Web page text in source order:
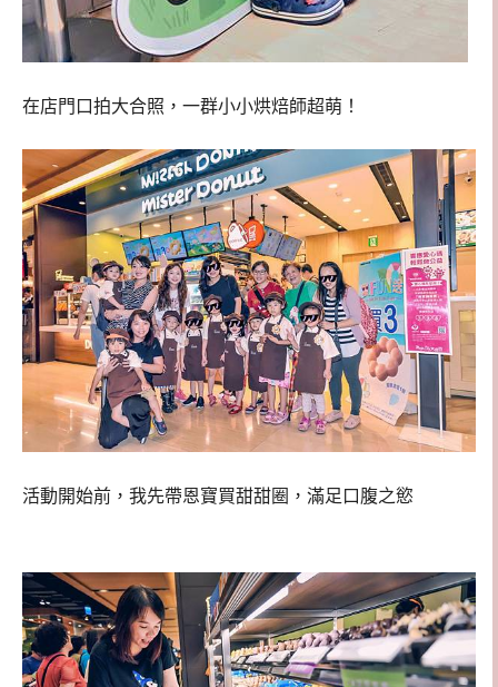
在店門口拍大合照，一群小小烘焙師超萌！
活動開始前，我先帶恩寶買甜甜圈，滿足口腹之慾